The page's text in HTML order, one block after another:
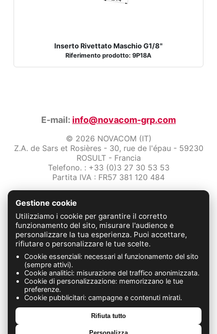
Inserto Rivettato Maschio G1/8"
Riferimento prodotto: 9P18A
E-mail: info@novacom-grp.com
© 2026 NOVACOM (IT)
Z.A. de Sars et Rosières - 30, rue de l'épau - 59230
ROSULT - Francia
Telefono. : +33 (0)3 27 30 53 53
Partita IVA : FR57 381 120 484
Protezione dei dati
Condizioni Generali di Vendita
Contattaci
FABRICATION FRANÇAISE
Gestione cookie
Utilizziamo i cookie per garantire il corretto
funzionamento del sito, misurare l'audience e
personalizzare la tua esperienza. Puoi accettare,
rifiutare o personalizzare le tue scelte.
Cookie essenziali: necessari al funzionamento del sito
(sempre attivi).
Cookie analitici: misurazione del traffico anonimizzata.
Cookie di personalizzazione: memorizzano le tue
preferenze.
Cookie pubblicitari: campagne e contenuti mirati.
Rifiuta tutto